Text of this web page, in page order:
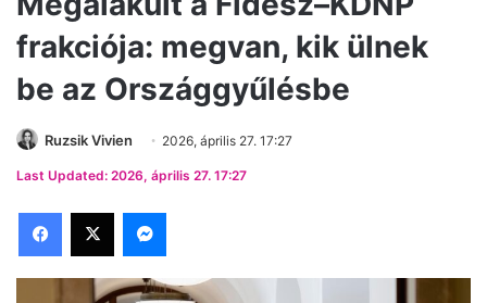
frakciója: megvan, kik ülnek
be az Országgyűlésbe
Ruzsik Vivien 2026, április 27. 17:27
Last Updated: 2026, április 27. 17:27
Facebook
X Messenger